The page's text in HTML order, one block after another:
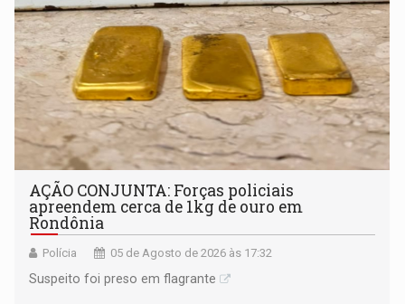
AÇÃO CONJUNTA: Forças policiais
apreendem cerca de 1kg de ouro em
Rondônia
Polícia 05 de Agosto de 2026 às 17:32
Suspeito foi preso em flagrante